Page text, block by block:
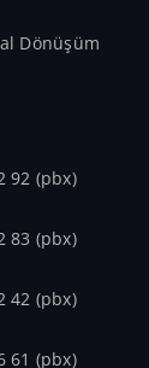
Dönüşüm
92 (pbx)
83 (pbx)
42 (pbx)
61 (pbx)